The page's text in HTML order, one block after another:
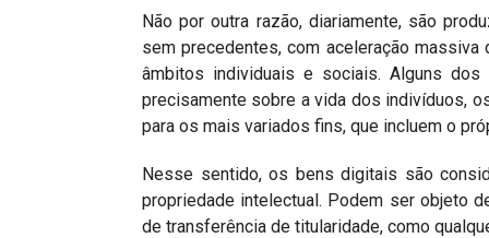
Não por outra razão, diariamente, são
sem precedentes, com aceleração
âmbitos individuais e sociais. Alguns
precisamente sobre a vida dos indivíduos,
para os mais variados fins, que incluem o
Nesse sentido, os bens digitais são
propriedade intelectual. Podem ser objeto
de transferência de titularidade, como